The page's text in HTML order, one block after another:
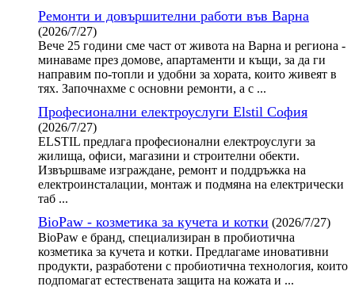
Ремонти и довършителни работи във Варна
(2026/7/27)
Вече 25 години сме част от живота на Варна и региона -
минаваме през домове, апартаменти и къщи, за да ги
направим по-топли и удобни за хората, които живеят в
тях. Започнахме с основни ремонти, а с ...
Професионални електроуслуги Elstil София
(2026/7/27)
ELSTIL предлага професионални електроуслуги за
жилища, офиси, магазини и строителни обекти.
Извършваме изграждане, ремонт и поддръжка на
електроинсталации, монтаж и подмяна на електрически
таб ...
BioPaw - козметика за кучета и котки (2026/7/27)
BioPaw е бранд, специализиран в пробиотична
козметика за кучета и котки. Предлагаме иновативни
продукти, разработени с пробиотична технология, които
подпомагат естествената защита на кожата и ...